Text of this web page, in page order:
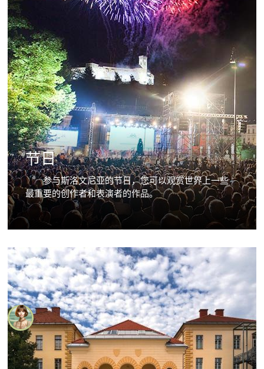
节日
参与斯洛文尼亚的节日，您可以观赏世界上一些
最重要的创作者和表演者的作品。